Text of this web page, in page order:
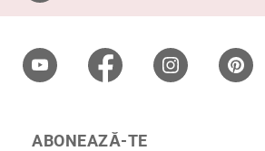
ABONEAZĂ-TE